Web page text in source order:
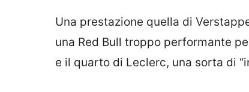
Una prestazione quella di
una Red Bull troppo performante
e il quarto di Leclerc, una sorta di